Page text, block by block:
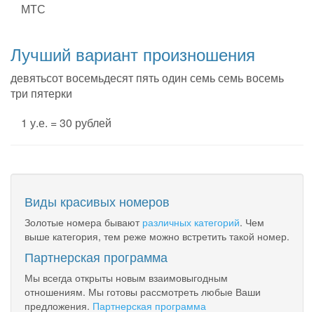
МТС
Лучший вариант произношения
девятьсот восемьдесят пять один семь семь восемь
три пятерки
1 у.е. = 30 рублей
Виды красивых номеров
Золотые номера бывают различных категорий. Чем
выше категория, тем реже можно встретить такой номер.
Партнерская программа
Мы всегда открыты новым взаимовыгодным
отношениям. Мы готовы рассмотреть любые Ваши
предложения. Партнерская программа